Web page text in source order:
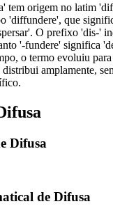
tem origem no latim
'diffundere', que
O prefixo 'dis-'
'-fundere' significa
o termo evoluiu
distribui amplamente,
Difusa
de Difusa